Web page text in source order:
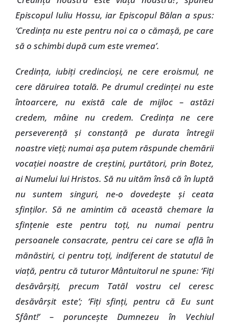
Episcopul Iuliu Hossu, iar Episcopul Bălan a spus:
‘Credinţa nu este pentru noi ca o cămaşă, pe care
să o schimbi după cum este vremea’.
Credinţa, iubiţi credincioşi, ne cere eroismul, ne
cere dăruirea totală. Pe drumul credinţei nu este
întoarcere, nu există cale de mijloc – astăzi
credem, mâine nu credem. Credinţa ne cere
perseverenţă şi constanţă pe durata întregii
noastre vieţi; numai aşa putem răspunde chemării
vocaţiei noastre de creştini, purtători, prin Botez,
ai Numelui lui Hristos. Să nu uităm însă că în luptă
nu suntem singuri, ne-o dovedeşte şi ceata
sfinţilor. Să ne amintim că această chemare la
sfinţenie este pentru toţi, nu numai pentru
persoanele consacrate, pentru cei care se află în
mănăstiri, ci pentru toţi, indiferent de statutul de
viaţă, pentru că tuturor Mântuitorul ne spune: ‘Fiţi
desăvârşiţi, precum Tatăl vostru cel ceresc
desăvârşit este’; ‘Fiţi sfinţi, pentru că Eu sunt
Sfânt!’ – porunceşte Dumnezeu în Vechiul